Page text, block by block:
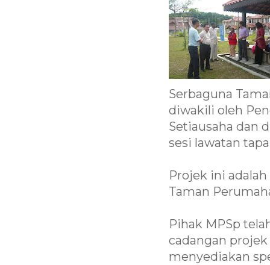
Serbaguna
diwakili oleh
Setiausaha dan
sesi lawatan
Projek ini
Taman
Pihak MPSp
cadangan
menyediakan